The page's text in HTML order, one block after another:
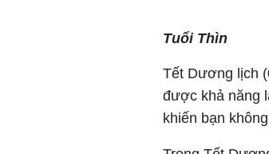
Tuổi Thìn
Tết Dương lịch
được khả năng
khiến bạn